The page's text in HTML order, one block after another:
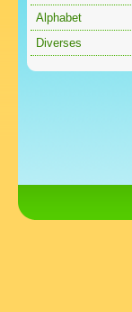
Alphabet
Diverses